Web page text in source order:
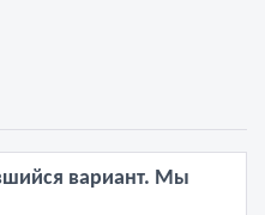
вариант. Мы